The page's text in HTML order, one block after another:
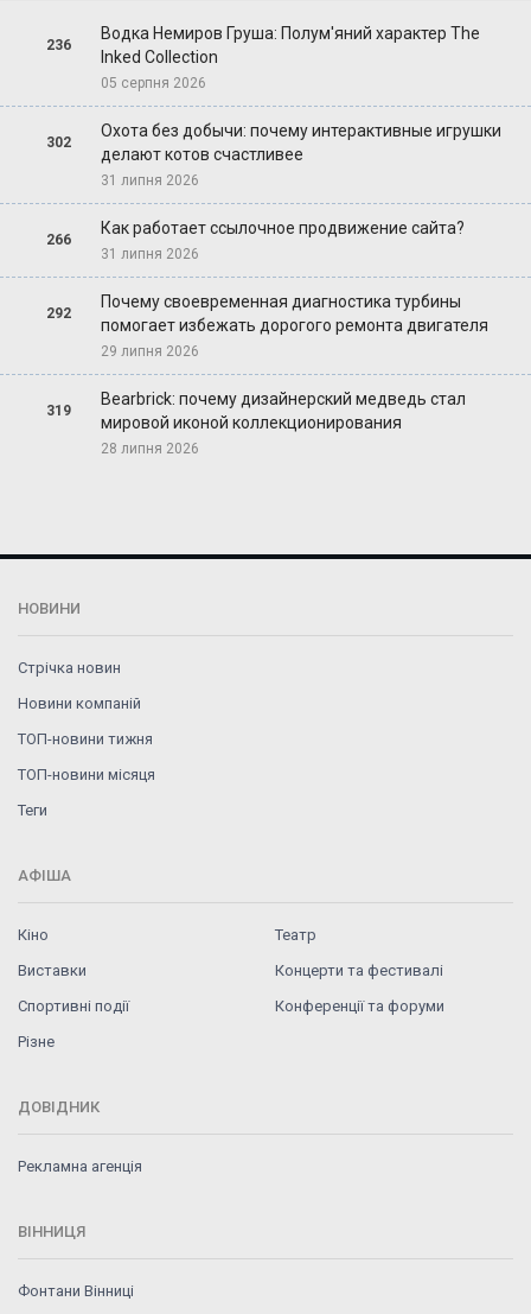
236
Водка Немиров Груша: Полум'яний характер The
Inked Collection
05 серпня 2026
302
Охота без добычи: почему интерактивные игрушки
делают котов счастливее
31 липня 2026
266
Как работает ссылочное продвижение сайта?
31 липня 2026
292
Почему своевременная диагностика турбины
помогает избежать дорогого ремонта двигателя
29 липня 2026
319
Bearbrick: почему дизайнерский медведь стал
мировой иконой коллекционирования
28 липня 2026
НОВИНИ
Стрічка новин
Новини компаній
ТОП-новини тижня
ТОП-новини місяця
Теги
АФІША
Кіно
Театр
Виставки
Концерти та фестивалі
Спортивні події
Конференції та форуми
Різне
ДОВІДНИК
Рекламна агенція
ВІННИЦЯ
Фонтани Вінниці